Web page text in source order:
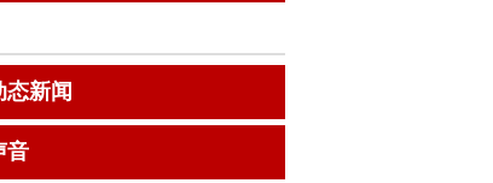
态新闻
音